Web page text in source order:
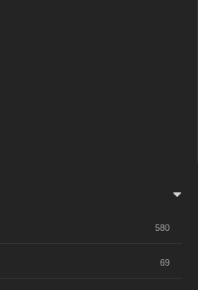
580
69